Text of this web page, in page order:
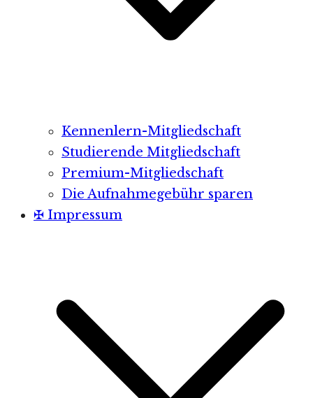
Kennenlern-Mitgliedschaft
Studierende Mitgliedschaft
Premium-Mitgliedschaft
Die Aufnahmegebühr sparen
✠ Impressum